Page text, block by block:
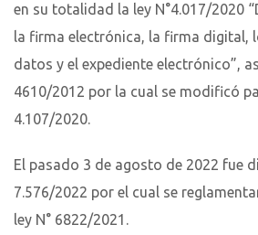
en su totalidad la ley N°4.017/2020
la firma electrónica, la firma digital,
datos y el expediente electrónico”,
4610/2012 por la cual se modificó
4.107/2020.
El pasado 3 de agosto de 2022 fue
7.576/2022 por el cual se
ley N° 6822/2021.